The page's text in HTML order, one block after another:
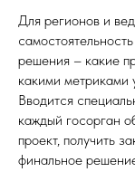
Для регионов и
решения – какие
какими метриками
Вводится
каждый госорган
проект, получить
финальное